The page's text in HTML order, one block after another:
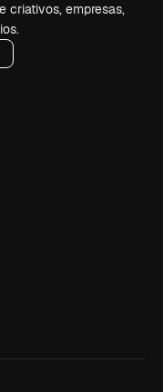
criativos, empresas,